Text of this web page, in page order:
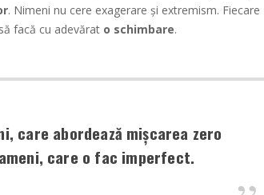
. Nimeni nu cere exagerare și extremism. Fiecare
facă cu adevărat o schimbare.
care abordează mișcarea zero
care o fac imperfect.